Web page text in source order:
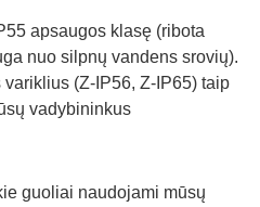
apsaugos klasę (ribota
nuo silpnų vandens srovių).
(Z-IP56, Z-IP65) taip
vadybininkus
guoliai naudojami mūsų